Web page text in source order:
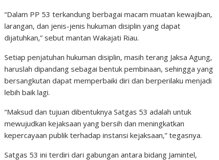
“Dalam PP 53 terkandung berbagai macam muatan kewajiban,
larangan, dan jenis-jenis hukuman disiplin yang dapat
dijatuhkan,” sebut mantan Wakajati Riau.
Setiap penjatuhan hukuman disiplin, masih terang Jaksa Agung,
haruslah dipandang sebagai bentuk pembinaan, sehingga yang
bersangkutan dapat memperbaiki diri dan berperilaku menjadi
lebih baik lagi.
“Maksud dan tujuan dibentuknya Satgas 53 adalah untuk
mewujudkan kejaksaan yang bersih dan meningkatkan
kepercayaan publik terhadap instansi kejaksaan,” tegasnya.
Satgas 53 ini terdiri dari gabungan antara bidang Jamintel,